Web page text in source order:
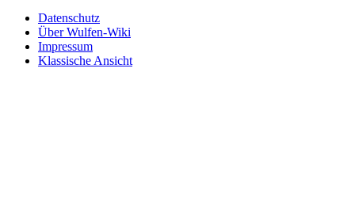
Datenschutz
Über Wulfen-Wiki
Impressum
Klassische Ansicht